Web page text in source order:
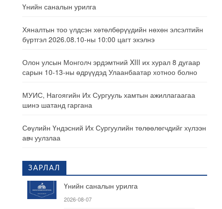
Үнийн саналын урилга
Хяналтын тоо үлдсэн хөтөлбөрүүдийн нөхөн элсэлтийн
бүртгэл 2026.08.10-ны 10:00 цагт эхэлнэ
Олон улсын Монголч эрдэмтний XIII их хурал 8 дугаар
сарын 10-13-ны өдрүүдэд Улаанбаатар хотноо болно
МУИС, Нагоягийн Их Сургууль хамтын ажиллагаагаа
шинэ шатанд гаргана
Сөүлийн Үндэсний Их Сургуулийн төлөөлөгчдийг хүлээн
авч уулзлаа
ЗАРЛАЛ
Үнийн саналын урилга
2026-08-07